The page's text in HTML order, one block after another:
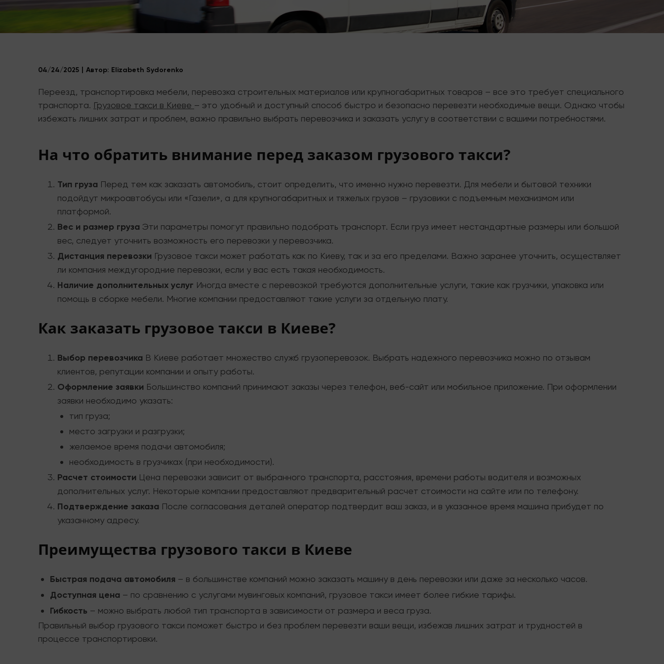
04/24/2025 Автор: Elizabeth Sydorenko
Переезд, транспортировка мебели, перевозка строительных материалов или крупногабаритных товаров – все это требует специального
транспорта. Грузовое такси в Киеве – это удобный и доступный способ быстро и безопасно перевезти необходимые вещи. Однако чтобы
избежать лишних затрат и проблем, важно правильно выбрать перевозчика и заказать услугу в соответствии с вашими потребностями.
На что обратить внимание перед заказом грузового такси?
Тип груза Перед тем как заказать автомобиль, стоит определить, что именно нужно перевезти. Для мебели и бытовой техники
подойдут микроавтобусы или «Газели», а для крупногабаритных и тяжелых грузов – грузовики с подъемным механизмом или
платформой.
Вес и размер груза Эти параметры помогут правильно подобрать транспорт. Если груз имеет нестандартные размеры или большой
вес, следует уточнить возможность его перевозки у перевозчика.
Дистанция перевозки Грузовое такси может работать как по Киеву, так и за его пределами. Важно заранее уточнить, осуществляет
ли компания междугородние перевозки, если у вас есть такая необходимость.
Наличие дополнительных услуг Иногда вместе с перевозкой требуются дополнительные услуги, такие как грузчики, упаковка или
помощь в сборке мебели. Многие компании предоставляют такие услуги за отдельную плату.
Как заказать грузовое такси в Киеве?
Выбор перевозчика В Киеве работает множество служб грузоперевозок. Выбрать надежного перевозчика можно по отзывам
клиентов, репутации компании и опыту работы.
Оформление заявки Большинство компаний принимают заказы через телефон, веб-сайт или мобильное приложение. При оформлении
заявки необходимо указать:
тип груза;
место загрузки и разгрузки;
желаемое время подачи автомобиля;
необходимость в грузчиках (при необходимости).
Расчет стоимости Цена перевозки зависит от выбранного транспорта, расстояния, времени работы водителя и возможных
дополнительных услуг. Некоторые компании предоставляют предварительный расчет стоимости на сайте или по телефону.
Подтверждение заказа После согласования деталей оператор подтвердит ваш заказ, и в указанное время машина прибудет по
указанному адресу.
Преимущества грузового такси в Киеве
Быстрая подача автомобиля – в большинстве компаний можно заказать машину в день перевозки или даже за несколько часов.
Доступная цена – по сравнению с услугами мувинговых компаний, грузовое такси имеет более гибкие тарифы.
Гибкость – можно выбрать любой тип транспорта в зависимости от размера и веса груза.
Правильный выбор грузового такси поможет быстро и без проблем перевезти ваши вещи, избежав лишних затрат и трудностей в
процессе транспортировки.